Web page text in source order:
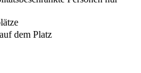
dem Platz